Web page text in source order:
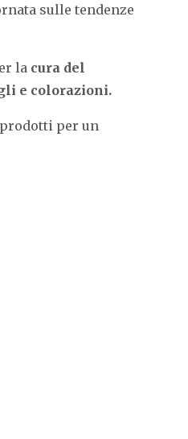
sulle tendenze
la cura del
e colorazioni.
per un